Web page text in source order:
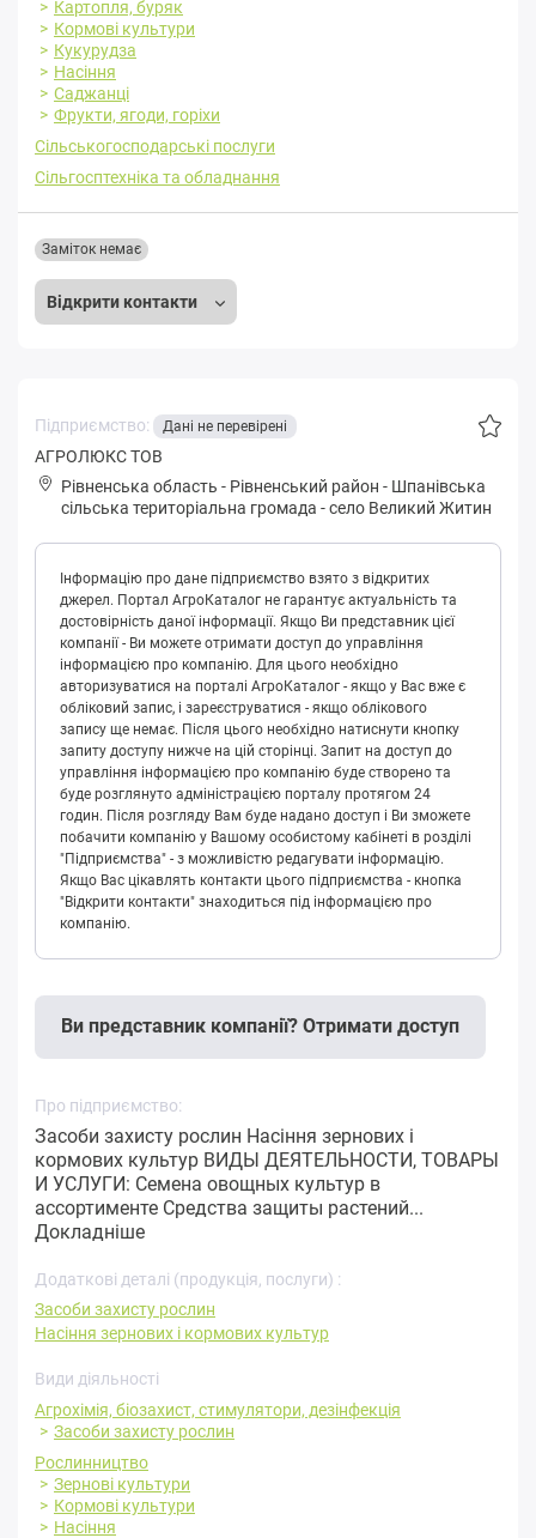
Картопля, буряк
Кормові культури
Кукурудза
Насіння
Саджанці
Фрукти, ягоди, горіхи
Сільськогосподарські послуги
Сільгосптехніка та обладнання
Відкрити контакти
Заміток немає
Підприємство: Дані не перевірені
АГРОЛЮКС ТОВ
Рівненська область - Рівненський район - Шпaнівськa
сільська територіальна громада -село Великий Житин
Інформацію про дане підприємство взято з відкритих
джерел. Портал АгроКаталог не гарантує актуальність та
достовірність даної інформації. Якщо Ви представник цієї
компанії - Ви можете отримати доступ до управління
інформацією про компанію. Для цього необхідно
авторизуватися на порталі АгроКаталог - якщо у Вас вже є
обліковий запис, і зареєструватися - якщо облікового
запису ще немає. Після цього необхідно натиснути кнопку
запиту доступу нижче на цій сторінці. Запит на доступ до
управління інформацією про компанію буде створено та
буде розглянуто адміністрацією порталу протягом 24
годин. Після розгляду Вам буде надано доступ і Ви зможете
побачити компанію у Вашому особистому кабінеті в розділі
"Підприємства" - з можливістю редагувати інформацію.
Якщо Вас цікавлять контакти цього підприємства - кнопка
"Відкрити контакти" знаходиться під інформацією про
компанію.
Ви представник компанії? Отримати доступ
Про підприємство:
Засоби захисту рослин Насіння зернових і
кормових культур ВИДЫ ДЕЯТЕЛЬНОСТИ, ТОВАРЫ
И УСЛУГИ: Семена овощных культур в
ассортименте Средства защиты растений...
Докладніше
Додаткові деталі (продукція, послуги) :
Засоби захисту рослин
Насіння зернових і кормових культур
Види діяльності
Агрохімія, біозахист, стимулятори, дезінфекція
Засоби захисту рослин
Рослинництво
Зернові культури
Кормові культури
Насіння